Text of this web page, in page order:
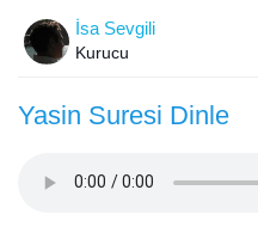
İsa Sevgili
Kurucu
Yasin Suresi Dinle